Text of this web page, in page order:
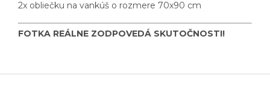
2x obliečku na vankúš o rozmere 70x90 cm
FOTKA REÁLNE ZODPOVEDÁ SKUTOČNOSTI!